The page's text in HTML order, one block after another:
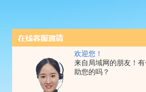
欢迎您！
来自局域网的朋友！
助您的吗？